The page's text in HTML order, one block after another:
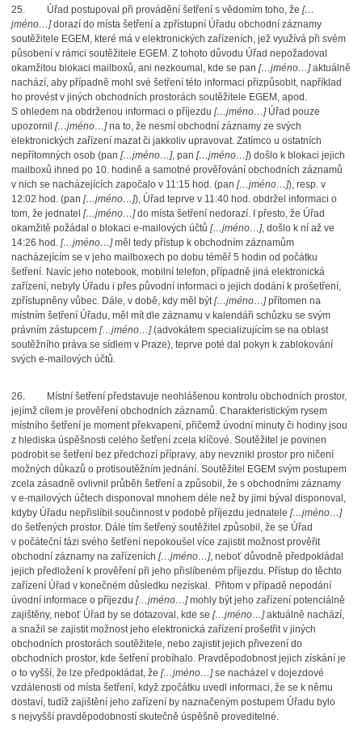
25. Úřad postupoval při provádění šetření s vědomím toho, že […
jméno…]dorazí do místa šetření a zpřístupní Úřadu obchodní záznamy
soutěžitele EGEM, které má v elektronických zařízeních, jež využívá při svém
působení v rámci soutěžitele EGEM. Z tohoto důvodu Úřad nepožadoval
okamžitou blokaci mailboxů, ani nezkoumal, kde se pan […jméno…]aktuálně
nachází, aby případně mohl své šetření této informaci přizpůsobit, například
ho provést v jiných obchodních prostorách soutěžitele EGEM, apod.
S ohledem na obdrženou informaci o příjezdu […jméno…] Úřad pouze
upozornil […jméno…]na to, že nesmí obchodní záznamy ze svých
elektronických zařízení mazat či jakkoliv upravovat. Zatímco u ostatních
nepřítomných osob (pan […jméno…], pan […jméno…]) došlo k blokaci jejich
mailboxů ihned po 10. hodině a samotné prověřování obchodních záznamů
v nich se nacházejících započalo v 11:15 hod. (pan […jméno…]), resp. v
12:02 hod. (pan […jméno…]), Úřad teprve v 11:40 hod. obdržel informaci o
tom, že jednatel […jméno…]do místa šetření nedorazí. I přesto, že Úřad
okamžitě požádal o blokaci e‑mailových účtů […jméno…], došlo k ní až ve
14:26 hod. […jméno…]měl tedy přístup k obchodním záznamům
nacházejícím se v jeho mailboxech po dobu téměř 5 hodin od počátku
šetření. Navíc jeho notebook, mobilní telefon, případně jiná elektronická
zařízení, nebyly Úřadu i přes původní informaci o jejich dodání k prošetření,
zpřístupněny vůbec. Dále, v době, kdy měl být[…jméno…]přítomen na
místním šetření Úřadu, měl mít dle záznamu v kalendáři schůzku se svým
právním zástupcem […jméno…](advokátem specializujícím se na oblast
soutěžního práva se sídlem v Praze), teprve poté dal pokyn k zablokování
svých e-mailových účtů.
26.
Místní šetření představuje neohlášenou kontrolu obchodních prostor,
jejímž cílem je prověření obchodních záznamů. Charakteristickým rysem
místního šetření je moment překvapení, přičemž úvodní minuty či hodiny jsou
z hlediska úspěšnosti celého šetření zcela klíčové. Soutěžitel je povinen
podrobit se šetření bez předchozí přípravy, aby nevznikl prostor pro ničení
možných důkazů o protisoutěžním jednání. Soutěžitel EGEM svým postupem
zcela zásadně ovlivnil průběh šetření a způsobil, že s obchodními záznamy
v e-mailových účtech disponoval mnohem déle než by jimi býval disponoval,
kdyby Úřadu nepřislíbil součinnost v podobě příjezdu jednatele […jméno…]
do šetřených prostor. Dále tím šetřený soutěžitel způsobil, že se Úřad
v počáteční fázi svého šetření nepokoušel více zajistit možnost prověřit
obchodní záznamy na zařízeních […jméno…], neboť důvodně předpokládal
jejich předložení k prověření při jeho přislíbeném příjezdu. Přístup do těchto
zařízení Úřad v konečném důsledku nezískal. Přitom v případě nepodání
úvodní informace o příjezdu […jméno…]mohly být jeho zařízení potenciálně
zajištěny, neboť Úřad by se dotazoval, kde se […jméno…]aktuálně nachází,
a snažil se zajistit možnost jeho elektronická zařízení prošetřit v jiných
obchodních prostorách soutěžitele, nebo zajistit jejich přivezení do
obchodních prostor, kde šetření probíhalo. Pravděpodobnost jejich získání je
o to vyšší, že lze předpokládat, že […jméno…]se nacházel v dojezdové
vzdálenosti od místa šetření, když zpočátku uvedl informaci, že se k němu
dostaví, tudíž zajištění jeho zařízení by naznačeným postupem Úřadu bylo
s nejvyšší pravděpodobností skutečně úspěšně proveditelné.